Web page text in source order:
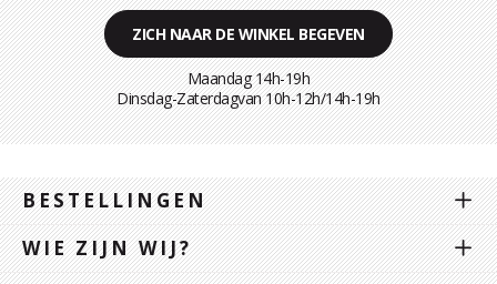
ZICH NAAR DE WINKEL BEGEVEN
Maandag 14h-19h
Dinsdag-Zaterdagvan 10h-12h/14h-19h
BESTELLINGEN
WIE ZIJN WIJ?